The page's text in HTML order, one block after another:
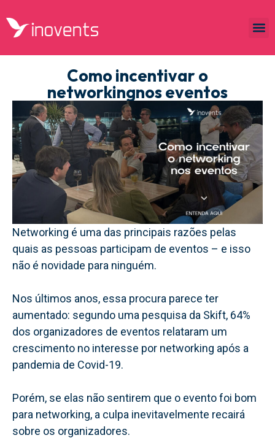
Como incentivar o
networkingnos eventos
Networking é uma das principais razões pelas
quais as pessoas participam de eventos – e isso
não é novidade para ninguém.
Nos últimos anos, essa procura parece ter
aumentado: segundo uma pesquisa da Skift, 64%
dos organizadores de eventos relataram um
crescimento no interesse por networking após a
pandemia de Covid-19.
Porém, se elas não sentirem que o evento foi bom
para networking, a culpa inevitavelmente recairá
sobre os organizadores.